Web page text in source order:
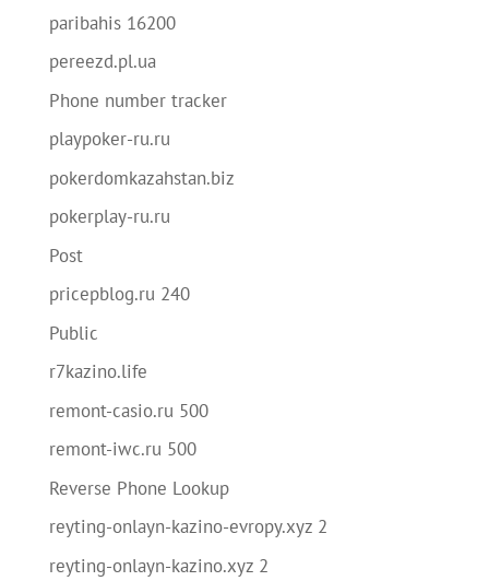
paribahis 16200
pereezd.pl.ua
Phone number tracker
playpoker-ru.ru
pokerdomkazahstan.biz
pokerplay-ru.ru
Post
pricepblog.ru 240
Public
r7kazino.life
remont-casio.ru 500
remont-iwc.ru 500
Reverse Phone Lookup
reyting-onlayn-kazino-evropy.xyz 2
reyting-onlayn-kazino.xyz 2